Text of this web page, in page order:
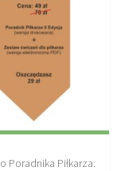
Poradnika Piłkarza.